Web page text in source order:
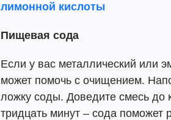
лимонной кислоты
Пищевая сода
Если у вас металлический или
может помочь с очищением.
ложку соды. Доведите смесь до
тридцать минут – сода поможет